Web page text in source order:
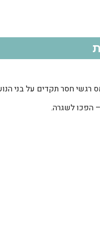
רגשי חסר תקדים על בני
– הפכו לשגרה.